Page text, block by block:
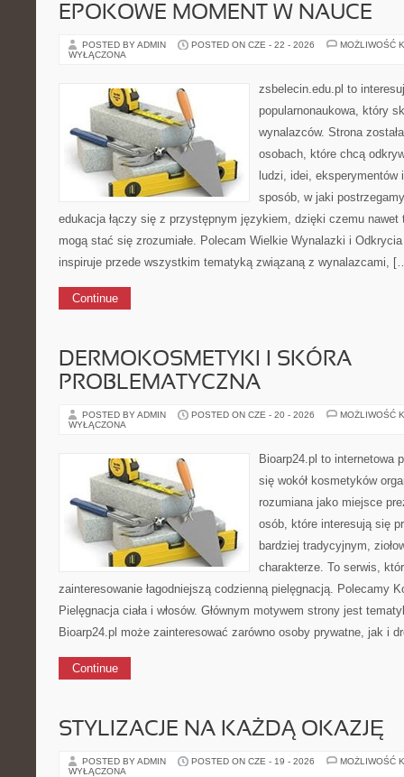
EPOKOWE MOMENT W NAUCE
POSTED BY ADMIN POSTED ON CZE - 22 - 2026
MOŻLIWOŚĆ
WYŁĄCZONA
zsbelecin.edu.pl to
popularnonaukowa, który
wynalazców. Strona
osobach, które chcą
ludzi, idei, eksperymentów
sposób, w jaki
edukacja łączy się z przystępnym językiem, dzięki czemu nawet
mogą stać się zrozumiałe. Polecam Wielkie Wynalazki i
inspiruje przede wszystkim tematyką związaną z wynalazcami,
Continue
DERMOKOSMETYKI I SKÓRA
PROBLEMATYCZNA
POSTED BY ADMIN POSTED ON CZE - 20 - 2026
MOŻLIWOŚĆ
WYŁĄCZONA
Bioarp24.pl to internetowa
się wokół kosmetyków
rozumiana jako miejsce
osób, które interesują się
bardziej tradycyjnym,
charakterze. To serwis,
zainteresowanie łagodniejszą codzienną pielęgnacją. Polecamy
Pielęgnacja ciała i włosów. Głównym motywem strony jest
Bioarp24.pl może zainteresować zarówno osoby prywatne, jak i
Continue
STYLIZACJE NA KAŻDĄ OKAZJĘ
POSTED BY ADMIN POSTED ON CZE - 19 - 2026
MOŻLIWOŚĆ
WYŁĄCZONA